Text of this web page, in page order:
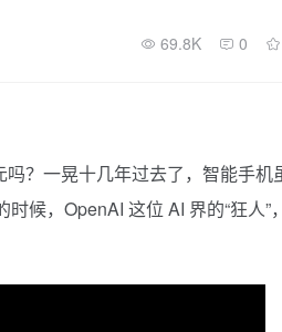
69.8K 0
？一晃十几年过去了，智能手机
候，OpenAI 这位 AI 界的“狂人”